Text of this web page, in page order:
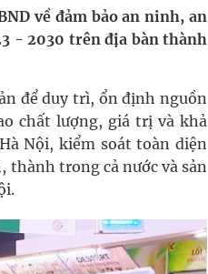
về đảm bảo an ninh, an
- 2030 trên địa bàn thành
để duy trì, ổn định nguồn
chất lượng, giá trị và khả
Nội, kiểm soát toàn diện
thành trong cả nước và sản